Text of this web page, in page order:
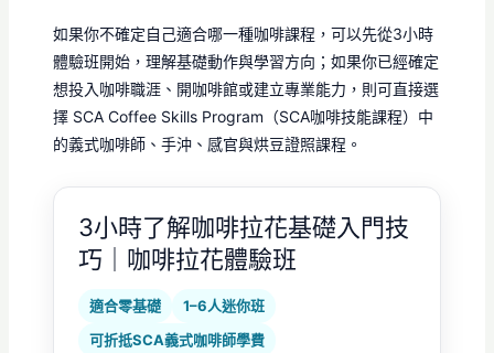
如果你不確定自己適合哪一種咖啡課程，可以先從3小時
體驗班開始，理解基礎動作與學習方向；如果你已經確定
想投入咖啡職涯、開咖啡館或建立專業能力，則可直接選
擇 SCA Coffee Skills Program（SCA咖啡技能課程）中
的義式咖啡師、手沖、感官與烘豆證照課程。
3小時了解咖啡拉花基礎入門技
巧｜咖啡拉花體驗班
適合零基礎
1–6人迷你班
可折抵SCA義式咖啡師學費